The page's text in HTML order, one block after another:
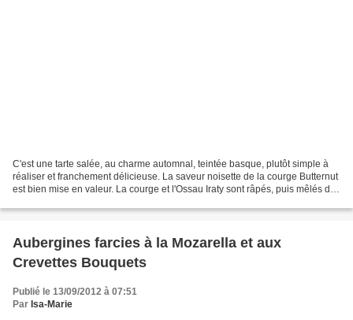
C'est une tarte salée, au charme automnal, teintée basque, plutôt simple à
réaliser et franchement délicieuse. La saveur noisette de la courge Butternut
est bien mise en valeur. La courge et l'Ossau Iraty sont râpés, puis mêlés de
Aubergines farcies à la Mozarella et aux
Crevettes Bouquets
Publié le 13/09/2012 à 07:51
Par Isa-Marie